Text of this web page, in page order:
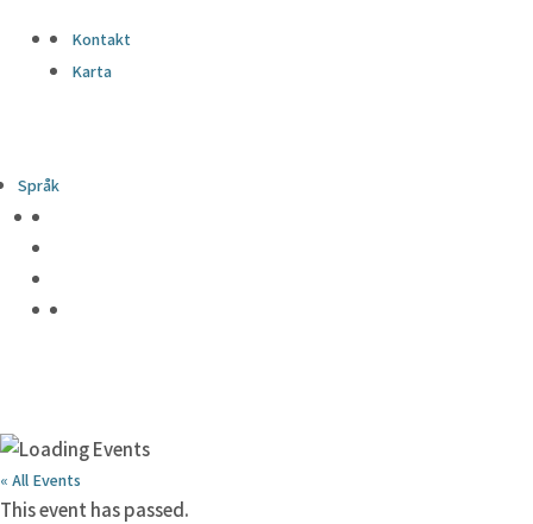
Kontakt
Karta
Språk
« All Events
This event has passed.